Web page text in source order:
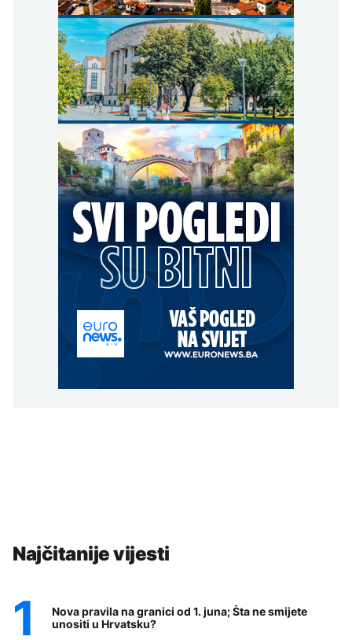
Najčitanije vijesti
Nova pravila na granici od 1. juna; Šta ne smijete
unositi u Hrvatsku?